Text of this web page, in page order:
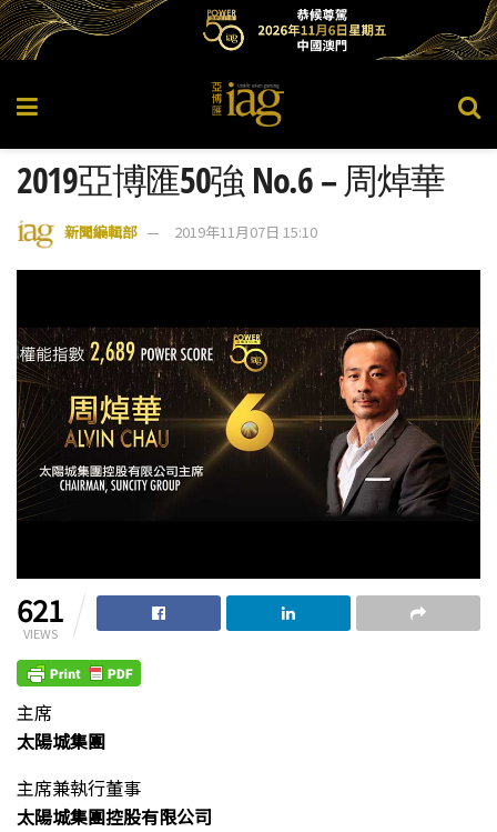
2019亞博匯50強 No.6 – 周焯華
新聞編輯部 2019年11月07日 15:10
621
VIEWS
主席
太陽城集團
主席兼執行董事
太陽城集團控股有限公司